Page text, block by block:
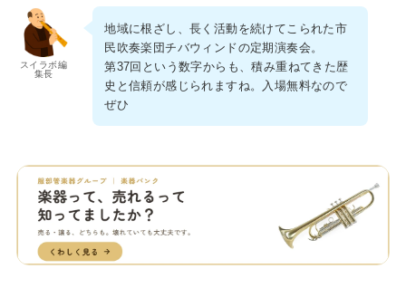
スイラボ編
集長
地域に根ざし、長く活動を続けてこられた市
民吹奏楽団チバウィンドの定期演奏会。
第37回という数字からも、積み重ねてきた歴
史と信頼が感じられますね。入場無料なので
ぜひ